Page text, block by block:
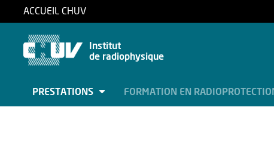
ACCUEIL CHUV
Institut
de radiophysique
PRESTATIONS FORMATION EN